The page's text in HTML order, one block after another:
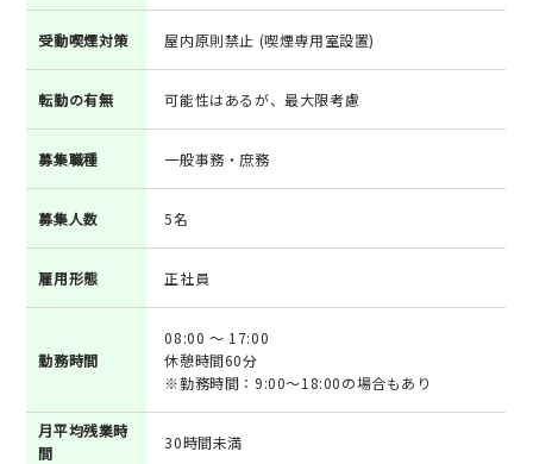
受動喫煙対策 屋内原則禁止 (喫煙専用室設置)
転勤の有無 可能性はあるが、最大限考慮
募集職種 一般事務・庶務
募集人数 5名
雇用形態 正社員
勤務時間
08:00 ～ 17:00
休憩時間60分
※勤務時間：9:00～18:00の場合もあり
月平均残業時
間
30時間未満